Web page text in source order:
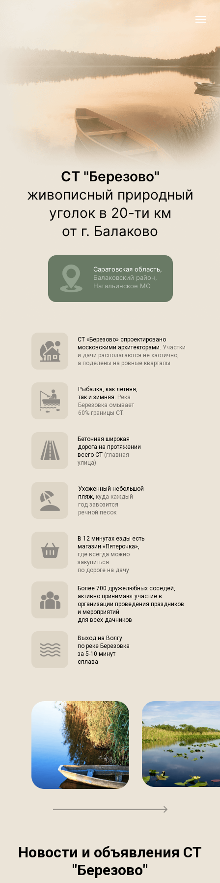
СТ "Березово"
живописный природный
уголок в 20-ти км
от г. Балаково
Саратовская область,
Балаковский район,
Натальинcкое МО
Выход на Волгу
по реке Березовка
за 5-10 минут
сплава
Более 700 дружелюбных соседей,
активно принимают участие в
организации проведения праздников
и мероприятий
для всех дачников
В 12 минутах езды есть
магазин «Пятерочка»,
где всегда можно
закупиться
по дороге на дачу
Ухоженный небольшой
пляж, куда каждый
год завозится
речной песок
Бетонная широкая
дорога на протяжении
всего СТ (главная
улица)
Рыбалка, как летняя,
так и зимняя. Река
Березовка омывает
60% границы СТ.
СТ «Березово» спроектировано
московскими архитекторами. Участки
и дачи располагаются не хаотично,
а поделены на ровные кварталы
Новости и объявления СТ
"Березово"